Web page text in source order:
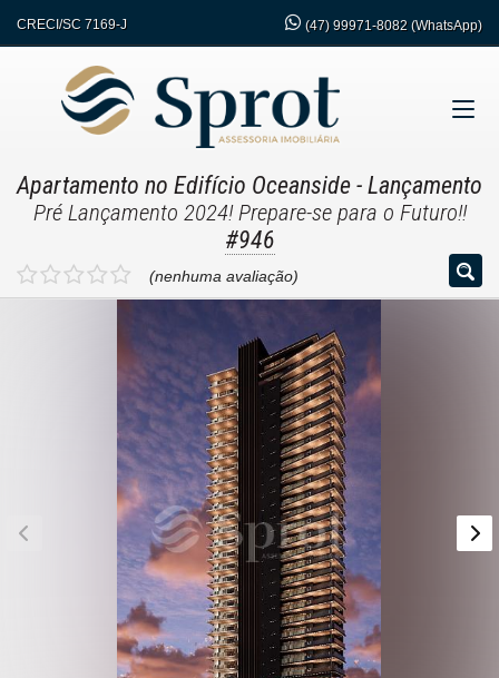
CRECI/SC 7169-J (47) 99971-8082 (WhatsApp)
Apartamento no Edifício Oceanside - Lançamento
Pré Lançamento 2024! Prepare-se para o Futuro!!
#946
(nenhuma avaliação)